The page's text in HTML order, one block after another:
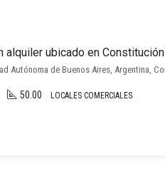
alquiler ubicado en Constitución
50.00 LOCALES COMERCIALES